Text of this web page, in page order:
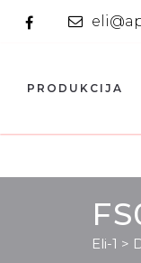
PRODUKCIJA
Eli-1 >